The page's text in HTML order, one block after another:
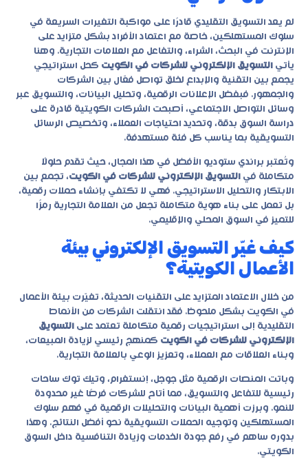
لم يعد التسويق التقليدي قادرًا على مواكبة التغيرات السريعة في
سلوك المستهلكين، خاصة مع اعتماد الأفراد بشكل متزايد على
الإنترنت في البحث، الشراء، والتفاعل مع العلامات التجارية. وهنا
يأتي التسويق الإلكتروني للشركات في الكويت كحل استراتيجي
يجمع بين التقنية والإبداع لخلق تواصل فعّال بين الشركات
والجمهور. فبفضل الإعلانات الرقمية، وتحليل البيانات، والتسويق عبر
وسائل التواصل الاجتماعي، أصبحت الشركات الكويتية قادرة على
دراسة السوق بدقة، وتحديد احتياجات العملاء، وتخصيص الرسائل
التسويقية بما يناسب كل فئة مستهدفة.
وتُعتبر براندي ستوديو الأفضل في هذا المجال، حيث تقدم حلولًا
متكاملة في التسويق الإلكتروني للشركات في الكويت، تجمع بين
الابتكار والتحليل الاستراتيجي. فهي لا تكتفي بإنشاء حملات رقمية،
بل تعمل على بناء هوية متكاملة تجعل من العلامة التجارية رمزًا
للتميز في السوق المحلي والإقليمي.
كيف غيّر التسويق الإلكتروني بيئة
الأعمال الكويتية؟
من خلال الاعتماد المتزايد على التقنيات الحديثة، تغيّرت بيئة الأعمال
في الكويت بشكل ملحوظ. فقد انتقلت الشركات من الأنماط
التقليدية إلى استراتيجيات رقمية متكاملة تعتمد على التسويق
الإلكتروني للشركات في الكويت كمنهج رئيسي لزيادة المبيعات،
وبناء العلاقات مع العملاء، وتعزيز الوعي بالعلامة التجارية.
وباتت المنصات الرقمية مثل جوجل، إنستغرام، وتيك توك ساحات
رئيسية للتفاعل والتسويق، مما أتاح للشركات فرصًا غير محدودة
للنمو. وبرزت أهمية البيانات والتحليلات الرقمية في فهم سلوك
المستهلكين وتوجيه الحملات التسويقية نحو أفضل النتائج. وهذا
بدوره ساهم في رفع جودة الخدمات وزيادة التنافسية داخل السوق
الكويتي.